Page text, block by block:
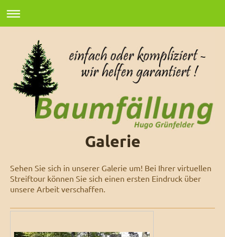
Galerie
Sehen Sie sich in unserer Galerie um! Bei Ihrer virtuellen
Streiftour können Sie sich einen ersten Eindruck über
unsere Arbeit verschaffen.